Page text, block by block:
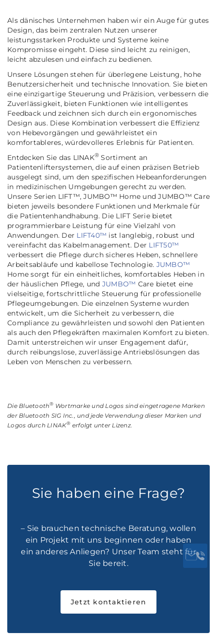
Als dänisches Unternehmen haben wir ein Auge für gutes
Design, das beim zentralen Nutzen unserer
leistungsstarken Produkte und Systeme keine
Kompromisse eingeht. Diese sind leicht zu reinigen,
leicht abzulesen und einfach zu bedienen.
Unsere Lösungen stehen für überlegene Leistung, hohe
Benutzersicherheit und technische Innovation. Sie bieten
eine einzigartige Steuerung und Präzision, verbessern die
Zuverlässigkeit, bieten Funktionen wie intelligentes
Feedback und zeichnen sich durch ein ergonomisches
Design aus. Diese Kombination verbessert die Effizienz
von Hebevorgängen und gewährleistet ein
komfortableres, würdevolleres Erlebnis für Patienten.
Entdecken Sie das LINAK® Sortiment an
Patientenliftersystemen, die auf einen präzisen Betrieb
ausgelegt sind, um den spezifischen Hebeanforderungen
in medizinischen Umgebungen gerecht zu werden.
Unsere Serien LIFT™, JUMBO™ Home und JUMBO™ Care
bieten jeweils besondere Funktionen und Merkmale für
die Patientenhandhabung. Die LIFT Serie bietet
programmierbare Leistung für eine Vielzahl von
Anwendungen. Der LIFT40™ ist langlebig, robust und
vereinfacht das Kabelmanagement. Der LIFT50™
verbessert die Pflege durch sicheres Heben, schnellere
Arbeitsabläufe und kabellose Technologie. JUMBO™
Home sorgt für ein einheitliches, komfortables Heben in
der häuslichen Pflege, und JUMBO™ Care bietet eine
vielseitige, fortschrittliche Steuerung für professionelle
Pflegeumgebungen. Die einzelnen Systeme wurden
entwickelt, um die Sicherheit zu verbessern, die
Compliance zu gewährleisten und sowohl den Patienten
als auch den Pflegekräften maximalen Komfort zu bieten.
Damit unterstreichen wir unser Engagement dafür,
durch reibungslose, zuverlässige Antriebslösungen das
Leben von Menschen zu verbessern.
Die Bluetooth® Wortmarke und Logos sind eingetragene Marken
der Bluetooth SIG Inc., und jede Verwendung dieser Marken und
Logos durch LINAK® erfolgt unter Lizenz.
Sie haben eine Frage?
– Sie brauchen technische Beratung, wollen
ein Projekt mit uns beginnen oder haben
ein anderes Anliegen? Unser Team steht für
Sie bereit.
Jetzt kontaktieren